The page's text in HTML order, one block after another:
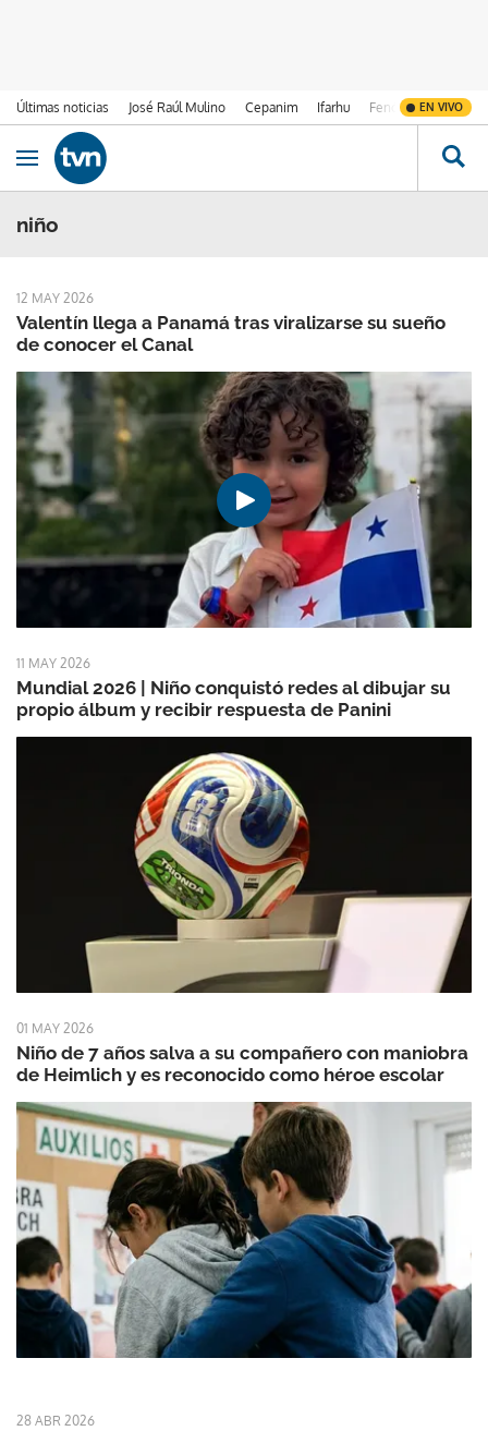
Últimas noticias José Raúl Mulino Cepanim Ifarhu Fenómeno de El
EN VIVO
Ir al contenido
Obrir navegació
niño
12 MAY 2026
Valentín llega a Panamá tras viralizarse su sueño
de conocer el Canal
11 MAY 2026
Mundial 2026 | Niño conquistó redes al dibujar su
propio álbum y recibir respuesta de Panini
01 MAY 2026
Niño de 7 años salva a su compañero con maniobra
de Heimlich y es reconocido como héroe escolar
28 ABR 2026